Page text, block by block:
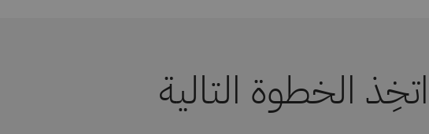
اتخِذ الخطوة التالية